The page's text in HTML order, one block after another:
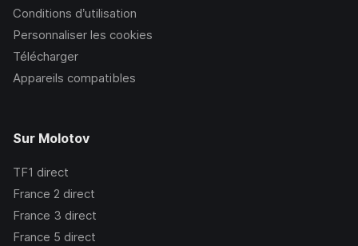
Conditions d’utilisation
Personnaliser les cookies
Télécharger
Appareils compatibles
Sur Molotov
TF1 direct
France 2 direct
France 3 direct
France 5 direct